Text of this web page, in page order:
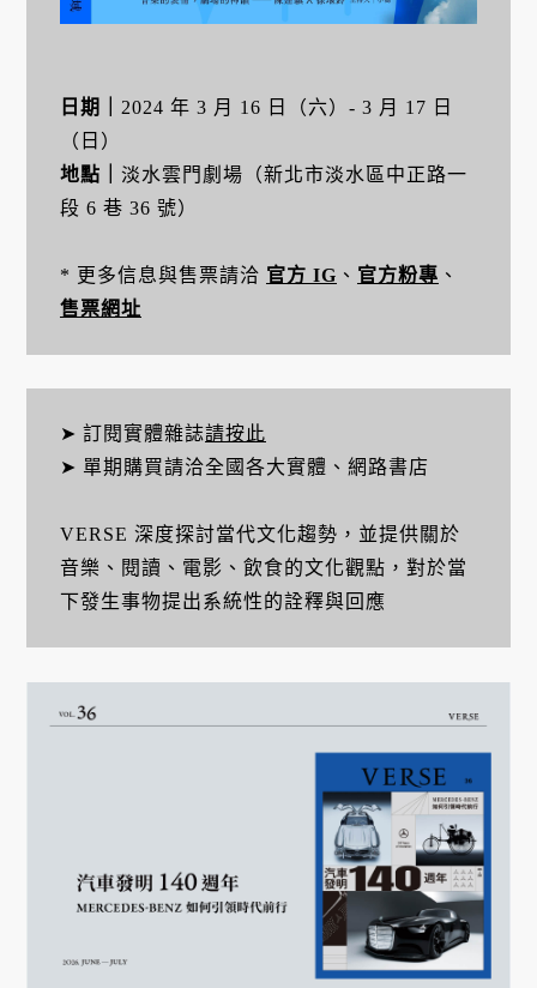
日期｜ 2024 年 3 月 16 日（六）- 3 月 17 日
（日）
地點｜ 淡水雲門劇場（新北市淡水區中正路一
段 6 巷 36 號）
* 更多信息與售票請洽 官方 IG 、 官方粉專 、
售票網址
➤ 訂閱實體雜誌請按此
➤ 單期購買請洽全國各大實體、網路書店
VERSE 深度探討當代文化趨勢，並提供關於
音樂、閱讀、電影、飲食的文化觀點，對於當
下發生事物提出系統性的詮釋與回應